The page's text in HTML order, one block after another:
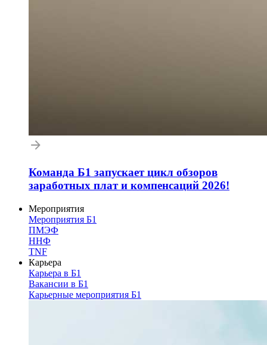
Команда Б1 запускает цикл обзоров
заработных плат и компенсаций 2026!
Мероприятия
Мероприятия Б1
ПМЭФ
ННФ
TNF
Карьера
Карьера в Б1
Вакансии в Б1
Карьерные мероприятия Б1